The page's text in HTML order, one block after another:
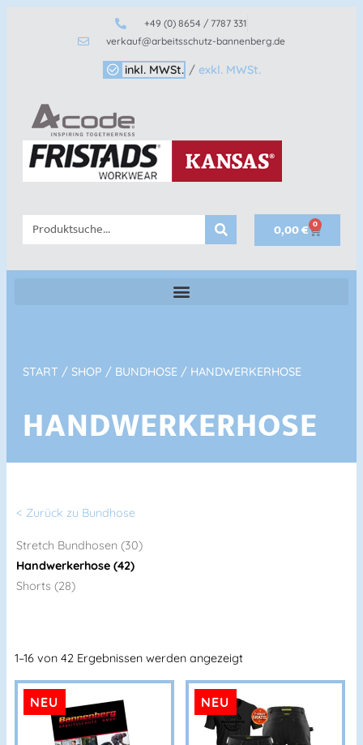
+49 (0) 8654 / 7787 331
verkauf@arbeitsschutz-bannenberg.de
inkl. MWSt. / exkl. MWSt.
0,00€ 0
START / SHOP / BUNDHOSE / HANDWERKERHOSE
HANDWERKERHOSE
< Zurück zu Bundhose
Stretch Bundhosen (30)
Handwerkerhose (42)
Shorts (28)
1–16 von 42 Ergebnissen werden angezeigt
NEU NEU